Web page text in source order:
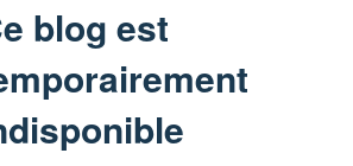
blog est